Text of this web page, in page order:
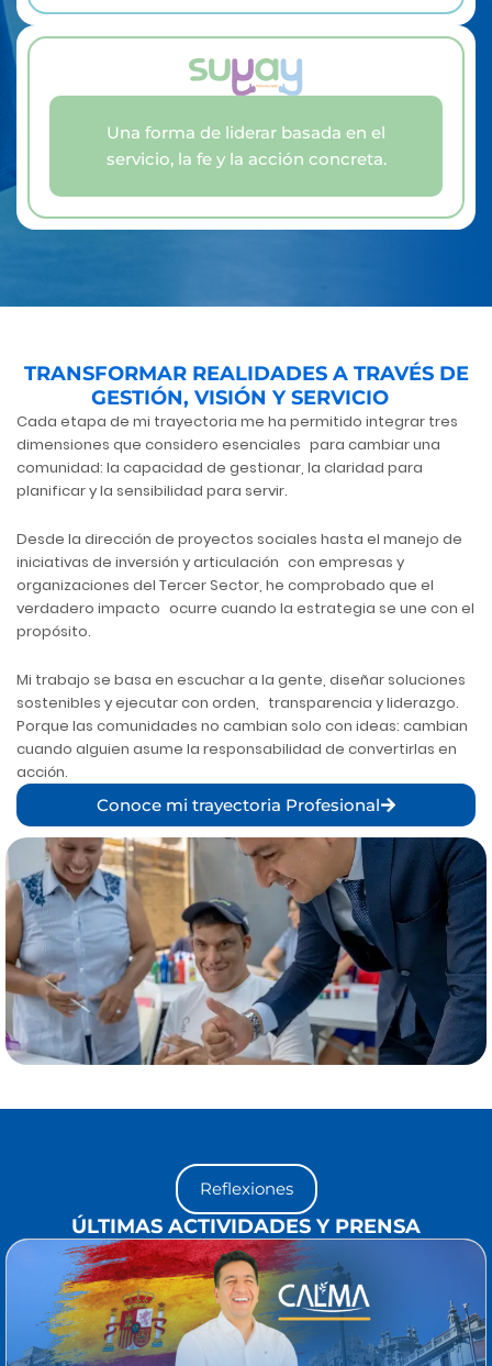
Una forma de liderar basada en el
servicio, la fe y la acción concreta.
TRANSFORMAR REALIDADES A TRAVÉS DE
GESTIÓN, VISIÓN Y SERVICIO
Cada etapa de mi trayectoria me ha permitido integrar tres
dimensiones que considero esenciales para cambiar una
comunidad: la capacidad de gestionar, la claridad para
planificar y la sensibilidad para servir.
Desde la dirección de proyectos sociales hasta el manejo de
iniciativas de inversión y articulación con empresas y
organizaciones del Tercer Sector, he comprobado que el
verdadero impacto ocurre cuando la estrategia se une con el
propósito.
Mi trabajo se basa en escuchar a la gente, diseñar soluciones
sostenibles y ejecutar con orden, transparencia y liderazgo.
Porque las comunidades no cambian solo con ideas: cambian
cuando alguien asume la responsabilidad de convertirlas en
acción.
Conoce mi trayectoria Profesional
Reflexiones
ÚLTIMAS ACTIVIDADES Y PRENSA